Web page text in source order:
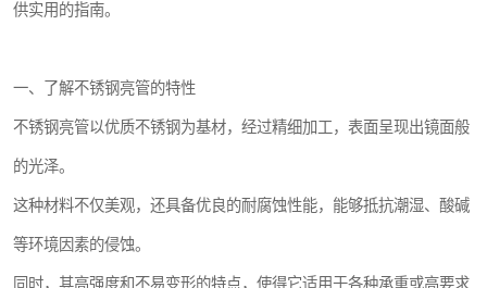
供实用的指南。
一、了解不锈钢亮管的特性
不锈钢亮管以优质不锈钢为基材，经过精细加工，表面呈现出镜面般
的光泽。
这种材料不仅美观，还具备优良的耐腐蚀性能，能够抵抗潮湿、酸碱
等环境因素的侵蚀。
同时，其高强度和不易变形的特点，使得它适用于各种承重或高要求